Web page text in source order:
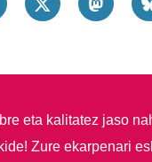
eta kalitatez jaso
Zure ekarpenari